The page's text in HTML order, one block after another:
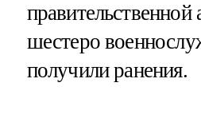
правительственной
шестеро
получили ранения.